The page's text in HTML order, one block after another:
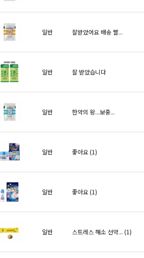
일반 잘받았어요 배송 빨...
일반 잘 받았습니다
일반 한약의 왕...보중...
일반 좋아요(1)
일반 좋아요(1)
일반 스트레스 해소 선약... (1)